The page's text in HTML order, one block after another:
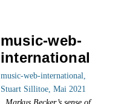
music-web-
international
music-web-international,
Stuart Sillitoe, Mai 2021